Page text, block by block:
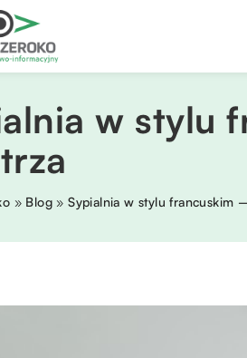
w stylu
» Blog »Sypialnia w stylu francuskim